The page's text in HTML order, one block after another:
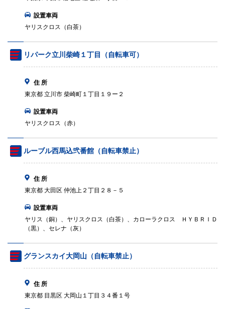
設置車両
ヤリスクロス（白茶）
リパーク立川柴崎１丁目（自転車可）
住 所
東京都 立川市 柴崎町１丁目１９ー２
設置車両
ヤリスクロス（赤）
ルーブル西馬込弐番館（自転車禁止）
住 所
東京都 大田区 仲池上２丁目２８－５
設置車両
ヤリス（銅）、ヤリスクロス（白茶）、カローラクロス ＨＹＢＲＩＤ
（黒）、セレナ（灰）
グランスカイ大岡山（自転車禁止）
住 所
東京都 目黒区 大岡山１丁目３４番１号